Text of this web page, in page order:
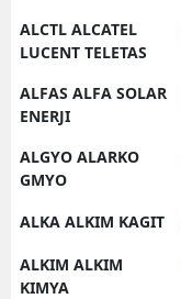
ALCTL ALCATEL
LUCENT TELETAS
ALFAS ALFA SOLAR
ENERJI
ALGYO ALARKO
GMYO
ALKA ALKIM KAGIT
ALKIM ALKIM
KIMYA